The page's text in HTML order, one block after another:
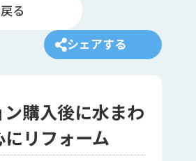
る
シェアする
購入後に水まわ
にリフォーム